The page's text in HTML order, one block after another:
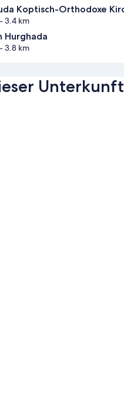
Koptisch-Orthodoxe
- 3.4 km
Hurghada
- 3.8 km
Unterkunft